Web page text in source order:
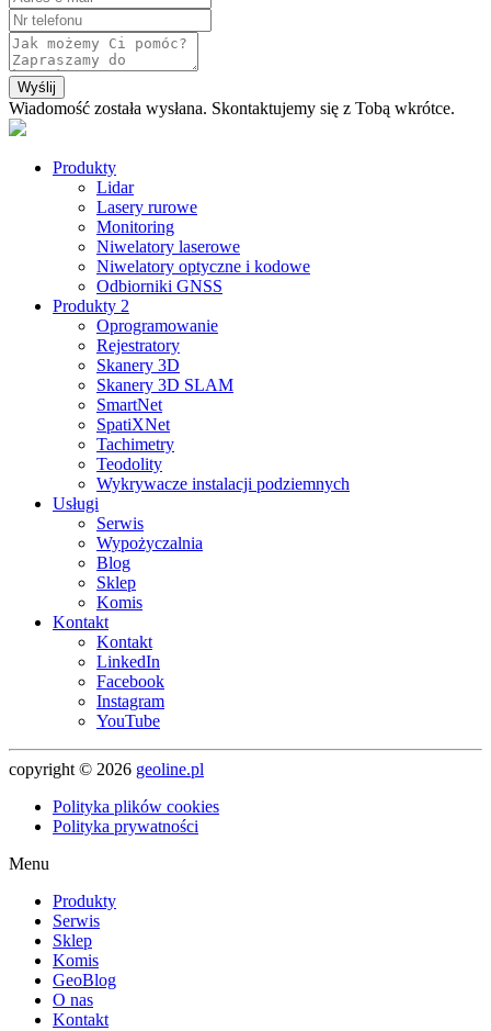
Wyślij
Wiadomość została wysłana. Skontaktujemy się z Tobą wkrótce.
Produkty
Lidar
Lasery rurowe
Monitoring
Niwelatory laserowe
Niwelatory optyczne i kodowe
Odbiorniki GNSS
Produkty 2
Oprogramowanie
Rejestratory
Skanery 3D
Skanery 3D SLAM
SmartNet
SpatiXNet
Tachimetry
Teodolity
Wykrywacze instalacji podziemnych
Usługi
Serwis
Wypożyczalnia
Blog
Sklep
Komis
Kontakt
Kontakt
LinkedIn
Facebook
Instagram
YouTube
copyright © 2026 geoline.pl
Polityka plików cookies
Polityka prywatności
Menu
Produkty
Serwis
Sklep
Komis
GeoBlog
O nas
Kontakt